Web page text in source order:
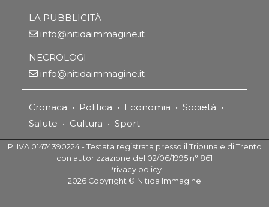
LA PUBBLICITÀ
info@nitidaimmagine.it
NECROLOGI
info@nitidaimmagine.it
Cronaca • Politica • Economia • Società •
Salute • Cultura • Sport
P. IVA 01474390224 - Testata registrata presso il Tribunale di Trento
con autorizzazione del 02/06/1995 n° 861
Privacy policy
2026 Copyright © Nitida Immagine